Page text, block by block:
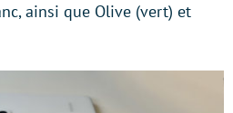
ainsi que Olive (vert) et